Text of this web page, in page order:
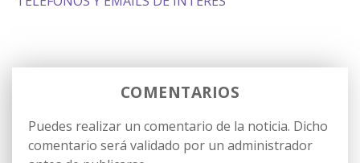
COMENTARIOS
Puedes realizar un comentario de la noticia. Dicho
comentario será validado por un administrador